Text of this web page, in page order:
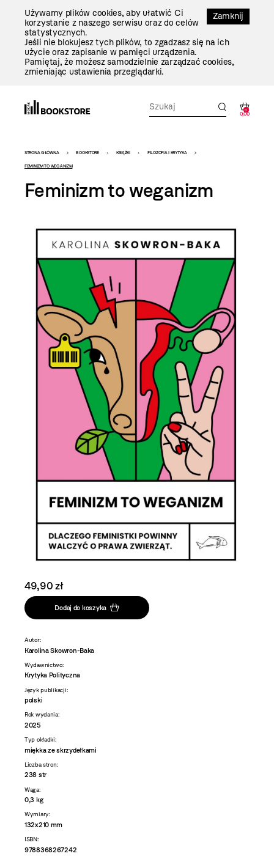
Zamknij
Używamy plików cookies, aby ułatwić Ci
korzystanie z naszego serwisu oraz do celów
statystycznych.
Jeśli nie blokujesz tych plików, to zgadzasz się na ich
użycie oraz zapisanie w pamięci urządzenia.
Pamiętaj, że możesz samodzielnie zarządzać cookies,
zmieniając ustawienia przeglądarki.
0
0,00
Bookstore
-
szablon
STRONA GŁÓWNA BOOKSTORE KSIĄŻKI FILOZOFIA I KRYTYKA
FEMINIZM TO WEGANIZM
Feminizm to weganizm
49,90 zł
Dodaj do koszyka
Autor:
Karolina Skowron-Baka
Wydawnictwo:
Krytyka Polityczna
Język publikacji:
polski
Rok wydania:
2025
Typ okładki:
miękka ze skrzydełkami
Liczba stron:
238 str
Waga:
0,3 kg
Wymiary:
132x210 mm
ISBN:
9788368267242